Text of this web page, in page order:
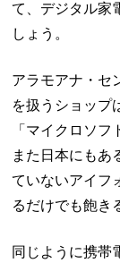
て、デジタル家
しょう。
アラモアナ・セ
を扱うショップ
「マイクロソフ
また日本にもあ
ていないアイフ
るだけでも飽き
同じように携帯